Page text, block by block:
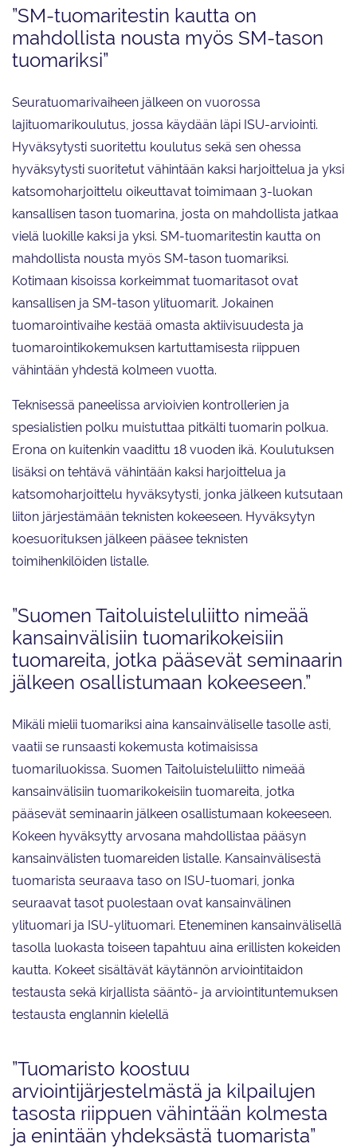
”SM-tuomaritestin kautta on
mahdollista nousta myös SM-tason
tuomariksi”
Seuratuomarivaiheen jälkeen on vuorossa
lajituomarikoulutus, jossa käydään läpi ISU-arviointi.
Hyväksytysti suoritettu koulutus sekä sen ohessa
hyväksytysti suoritetut vähintään kaksi harjoittelua ja yksi
katsomoharjoittelu oikeuttavat toimimaan 3-luokan
kansallisen tason tuomarina, josta on mahdollista jatkaa
vielä luokille kaksi ja yksi. SM-tuomaritestin kautta on
mahdollista nousta myös SM-tason tuomariksi.
Kotimaan kisoissa korkeimmat tuomaritasot ovat
kansallisen ja SM-tason ylituomarit. Jokainen
tuomarointivaihe kestää omasta aktiivisuudesta ja
tuomarointikokemuksen kartuttamisesta riippuen
vähintään yhdestä kolmeen vuotta.
Teknisessä paneelissa arvioivien kontrollerien ja
spesialistien polku muistuttaa pitkälti tuomarin polkua.
Erona on kuitenkin vaadittu 18 vuoden ikä. Koulutuksen
lisäksi on tehtävä vähintään kaksi harjoittelua ja
katsomoharjoittelu hyväksytysti, jonka jälkeen kutsutaan
liiton järjestämään teknisten kokeeseen. Hyväksytyn
koesuorituksen jälkeen pääsee teknisten
toimihenkilöiden listalle.
”Suomen Taitoluisteluliitto nimeää
kansainvälisiin tuomarikokeisiin
tuomareita, jotka pääsevät seminaarin
jälkeen osallistumaan kokeeseen.”
Mikäli mielii tuomariksi aina kansainväliselle tasolle asti,
vaatii se runsaasti kokemusta kotimaisissa
tuomariluokissa. Suomen Taitoluisteluliitto nimeää
kansainvälisiin tuomarikokeisiin tuomareita, jotka
pääsevät seminaarin jälkeen osallistumaan kokeeseen.
Kokeen hyväksytty arvosana mahdollistaa pääsyn
kansainvälisten tuomareiden listalle. Kansainvälisestä
tuomarista seuraava taso on ISU-tuomari, jonka
seuraavat tasot puolestaan ovat kansainvälinen
ylituomari ja ISU-ylituomari. Eteneminen kansainvälisellä
tasolla luokasta toiseen tapahtuu aina erillisten kokeiden
kautta. Kokeet sisältävät käytännön arviointitaidon
testausta sekä kirjallista sääntö- ja arviointituntemuksen
testausta englannin kielellä
”Tuomaristo koostuu
arviointijärjestelmästä ja kilpailujen
tasosta riippuen vähintään kolmesta
ja enintään yhdeksästä tuomarista”